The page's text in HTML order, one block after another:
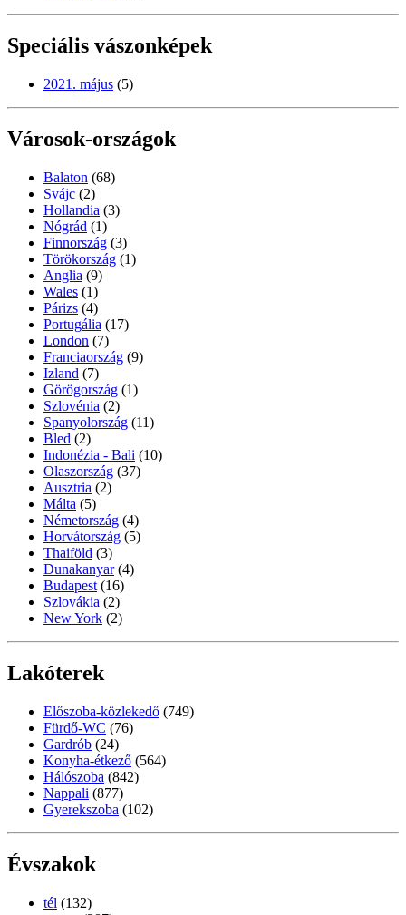
Speciális vászonképek
2021. május (5)
Városok-országok
Balaton (68)
Svájc (2)
Hollandia (3)
Nógrád (1)
Finnország (3)
Törökország (1)
Anglia (9)
Wales (1)
Párizs (4)
Portugália (17)
London (7)
Franciaország (9)
Izland (7)
Görögország (1)
Szlovénia (2)
Spanyolország (11)
Bled (2)
Indonézia - Bali (10)
Olaszország (37)
Ausztria (2)
Málta (5)
Németország (4)
Horvátország (5)
Thaiföld (3)
Dunakanyar (4)
Budapest (16)
Szlovákia (2)
New York (2)
Lakóterek
Előszoba-közlekedő (749)
Fürdő-WC (76)
Gardrób (24)
Konyha-étkező (564)
Hálószoba (842)
Nappali (877)
Gyerekszoba (102)
Évszakok
tél (132)